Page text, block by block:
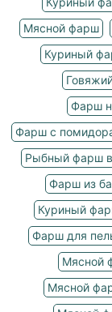
Мясной фарш
Куриный
Фарш
Фарш с
Рыбный фарш
Фарш из
Куриный
Фарш для
Мясной
Мясной